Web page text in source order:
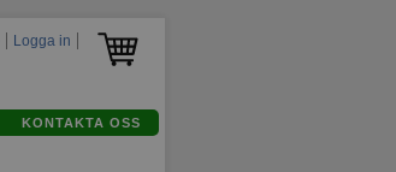
Logga in
KONTAKTA OSS